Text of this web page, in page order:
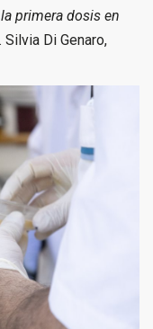
primera dosis en
Di Genaro,